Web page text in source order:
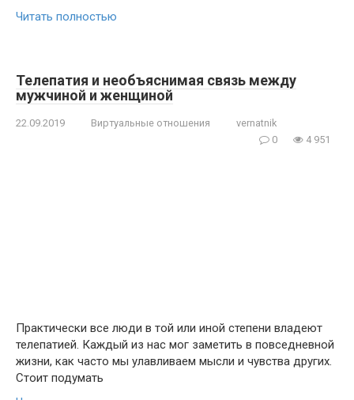
Читать полностью
Телепатия и необъяснимая связь между
мужчиной и женщиной
22.09.2019 Виртуальные отношения
vernatnik
0
4 951
Практически все люди в той или иной степени владеют
телепатией. Каждый из нас мог заметить в повседневной
жизни, как часто мы улавливаем мысли и чувства других.
Стоит подумать